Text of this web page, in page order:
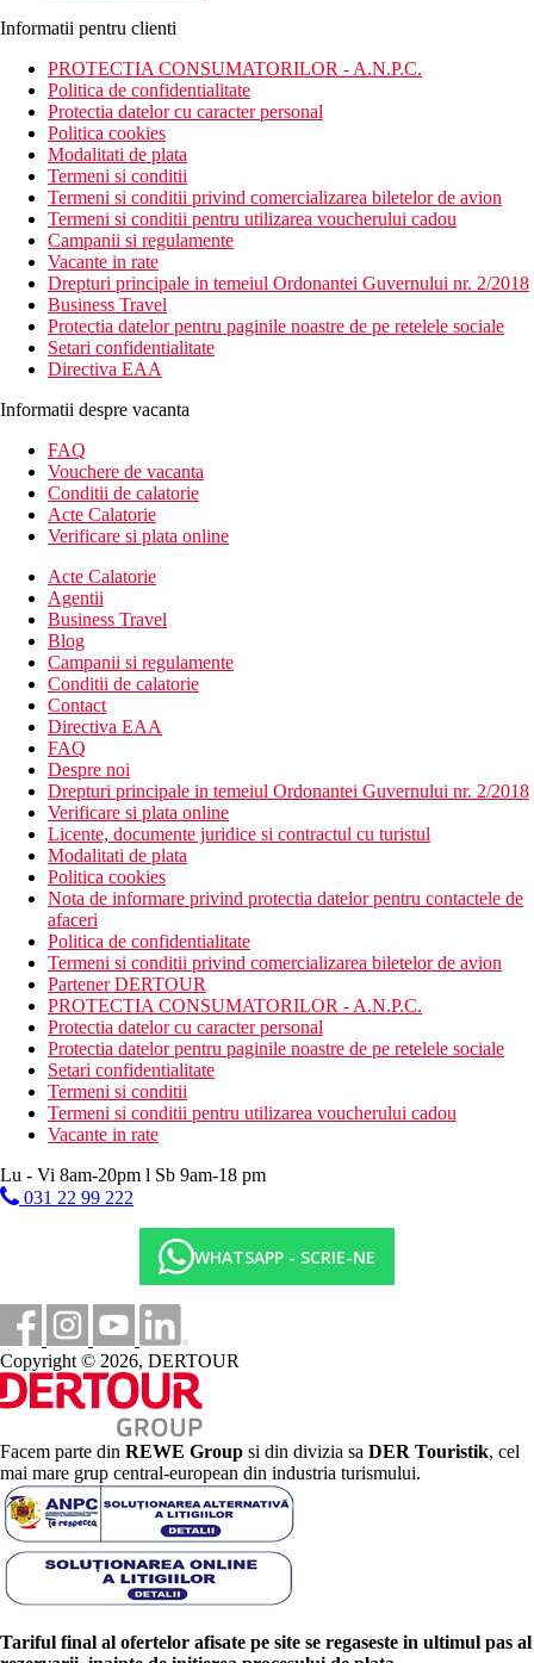
Informatii pentru clienti
PROTECTIA CONSUMATORILOR - A.N.P.C.
Politica de confidentialitate
Protectia datelor cu caracter personal
Politica cookies
Modalitati de plata
Termeni si conditii
Termeni si conditii privind comercializarea biletelor de avion
Termeni si conditii pentru utilizarea voucherului cadou
Campanii si regulamente
Vacante in rate
Drepturi principale in temeiul Ordonantei Guvernului nr. 2/2018
Business Travel
Protectia datelor pentru paginile noastre de pe retelele sociale
Setari confidentialitate
Directiva EAA
Informatii despre vacanta
FAQ
Vouchere de vacanta
Conditii de calatorie
Acte Calatorie
Verificare si plata online
Acte Calatorie
Agentii
Business Travel
Blog
Campanii si regulamente
Conditii de calatorie
Contact
Directiva EAA
FAQ
Despre noi
Drepturi principale in temeiul Ordonantei Guvernului nr. 2/2018
Verificare si plata online
Licente, documente juridice si contractul cu turistul
Modalitati de plata
Politica cookies
Nota de informare privind protectia datelor pentru contactele de
afaceri
Politica de confidentialitate
Termeni si conditii privind comercializarea biletelor de avion
Partener DERTOUR
PROTECTIA CONSUMATORILOR - A.N.P.C.
Protectia datelor cu caracter personal
Protectia datelor pentru paginile noastre de pe retelele sociale
Setari confidentialitate
Termeni si conditii
Termeni si conditii pentru utilizarea voucherului cadou
Vacante in rate
Lu - Vi 8am-20pm l Sb 9am-18 pm
031 22 99 222
WHATSAPP - SCRIE-NE
Copyright © 2026, DERTOUR
Facem parte din REWE Group si din divizia sa DER Touristik, cel
mai mare grup central-european din industria turismului.
Tariful final al ofertelor afisate pe site se regaseste in ultimul pas al